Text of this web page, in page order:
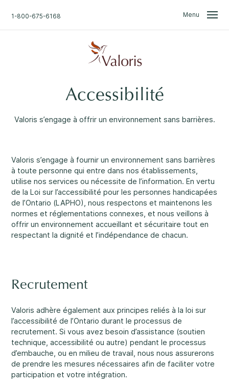
1-800-675-6168 Menu
Nous sommes là pour
Parlez en toute confidentialité avec un de nos
professionneldisponible 24/7.
1 Une approche professionnelle
2 Une écoute sans jugement
1-800-675-6168
Remplissez un formulaire de demande de
services ↗
Important :Si vos préoccupations sont à l’égard de la
sécurité d’un enfant, nous vous prions de nous contacter
Nouvelles
Accès à l'information et divulgation
Événements et groupes
Carrières
Santé mentale
Nos services
Accessibilité
Valoris s’engage à offrir un environnement sans barrières.
Valoris s’engage à fournir un environnement sans barrières
à toute personne qui entre dans nos établissements,
utilise nos services ou nécessite de l’information. En vertu
de la Loi sur l’accessibilité pour les personnes handicapées
de l’Ontario (LAPHO), nous respectons et maintenons les
normes et réglementations connexes, et nous veillons à
offrir un environnement accueillant et sécuritaire tout en
respectant la dignité et l’indépendance de chacun.
Recrutement
Valoris adhère également aux principes reliés à la loi sur
l’accessibilité de l’Ontario durant le processus de
recrutement. Si vous avez besoin d’assistance (soutien
technique, accessibilité ou autre) pendant le processus
d’embauche, ou en milieu de travail, nous nous assurerons
de prendre les mesures nécessaires afin de faciliter votre
participation et votre intégration.